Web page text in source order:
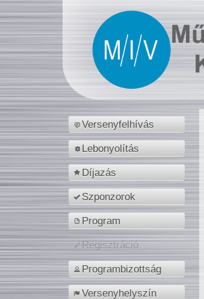
Versenyfelhívás
Lebonyolítás
Díjazás
Szponzorok
Program
Regisztráció
Programbizottság
Versenyhelyszín